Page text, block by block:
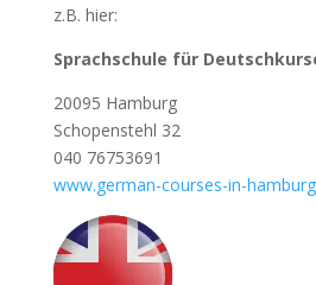
z.B. hier:
Sprachschule für
20095 Hamburg
Schopenstehl 32
040 76753691
www.german-courses-in-